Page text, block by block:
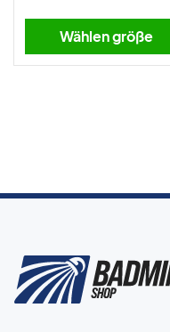
Wählen größe